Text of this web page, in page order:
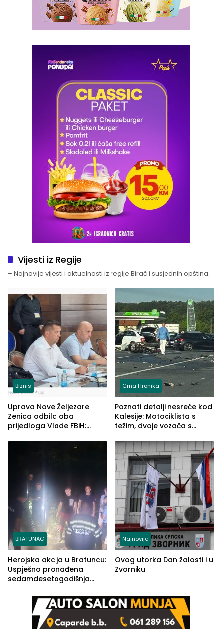
Vijesti iz Regije
– Najnovije vijesti i aktuelnosti iz regije Birač i susjednih opština.
Biznis
Uprava Nove Željezare
Zenica odbila oba
prijedloga Vlade FBiH:
rješenje
Crna Hronika
Poznati detalji nesreće kod
Kalesije: Motociklista s
težim, dvoje vozača s
BRATUNAC
Herojska akcija u Bratuncu:
Uspješno pronađena
sedamdesetogodišnja
Kravice.
Najnovije
Ovog utorka Dan žalosti i u
Zvorniku